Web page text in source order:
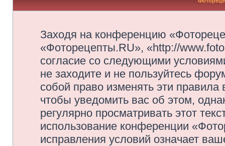
Заходя на конференцию
«Фоторецепты.RU», «http://
согласие со следующими
не заходите и не пользуйтесь
собой право изменять эти
чтобы уведомить вас об этом,
регулярно просматривать этот
использование конференции
исправления условий означает